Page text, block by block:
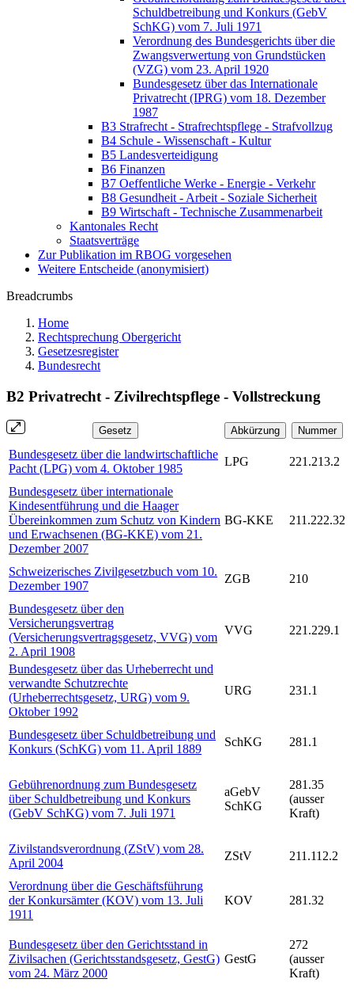
Schuldbetreibung und Konkurs (GebV
SchKG) vom 7. Juli 1971
Verordnung des Bundesgerichts über die
Zwangsverwertung von Grundstücken
(VZG) vom 23. April 1920
Bundesgesetz über das Internationale
Privatrecht (IPRG) vom 18. Dezember
1987
B3 Strafrecht - Strafrechtspflege - Strafvollzug
B4 Schule - Wissenschaft - Kultur
B5 Landesverteidigung
B6 Finanzen
B7 Oeffentliche Werke - Energie - Verkehr
B8 Gesundheit - Arbeit - Soziale Sicherheit
B9 Wirtschaft - Technische Zusammenarbeit
Kantonales Recht
Staatsverträge
Zur Publikation im RBOG vorgesehen
Weitere Entscheide (anonymisiert)
Breadcrumbs
Home
Rechtsprechung Obergericht
Gesetzesregister
Bundesrecht
B2 Privatrecht - Zivilrechtspflege - Vollstreckung
Gesetz Abkürzung Nummer
Bundesgesetz über die landwirtschaftliche
Pacht (LPG) vom 4. Oktober 1985
LPG 221.213.2
Bundesgesetz über internationale
Kindesentführung und die Haager
Übereinkommen zum Schutz von Kindern
und Erwachsenen (BG-KKE) vom 21.
Dezember 2007
BG-KKE 211.222.32
Schweizerisches Zivilgesetzbuch vom 10.
Dezember 1907
ZGB 210
Bundesgesetz über den
Versicherungsvertrag
(Versicherungsvertragsgesetz, VVG) vom
2. April 1908
VVG 221.229.1
Bundesgesetz über das Urheberrecht und
verwandte Schutzrechte
(Urheberrechtsgesetz, URG) vom 9.
Oktober 1992
URG 231.1
Bundesgesetz über Schuldbetreibung und
Konkurs (SchKG) vom 11. April 1889
SchKG 281.1
Gebührenordnung zum Bundesgesetz
über Schuldbetreibung und Konkurs
(GebV SchKG) vom 7. Juli 1971
aGebV
SchKG
281.35
(ausser
Kraft)
Zivilstandsverordnung (ZStV) vom 28.
April 2004
ZStV 211.112.2
Verordnung über die Geschäftsführung
der Konkursämter (KOV) vom 13. Juli
1911
KOV 281.32
Bundesgesetz über den Gerichtsstand in
Zivilsachen (Gerichtsstandsgesetz, GestG)
vom 24. März 2000
GestG
272
(ausser
Kraft)